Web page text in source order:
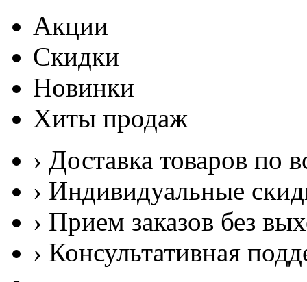
Акции
Скидки
Новинки
Хиты продаж
› Доставка товаров по
› Индивидуальные
› Прием заказов без
› Консультативная